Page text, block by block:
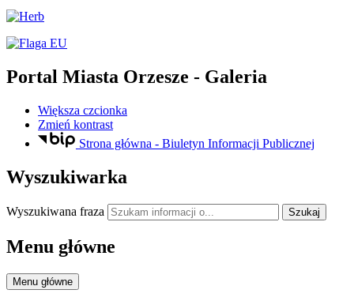
Portal Miasta Orzesze - Galeria
Większa czcionka
Zmień kontrast
Strona główna - Biuletyn Informacji Publicznej
Wyszukiwarka
Wyszukiwana fraza Szukaj
Menu główne
Menu główne